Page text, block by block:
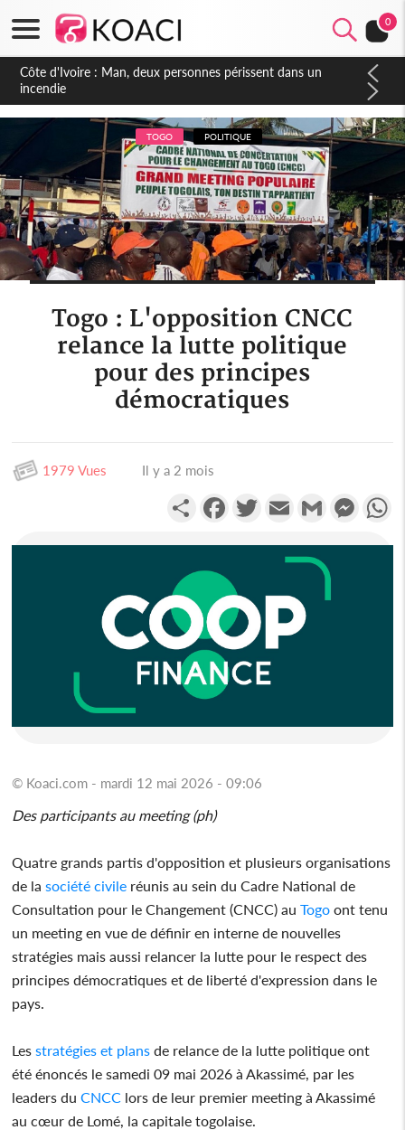
0
Côte d'Ivoire : Séileu, la célébration de la fête nationale
transformée en vaste campagne contre les produits
dépigmentants dangereux
TOGO POLITIQUE
Togo : L'opposition CNCC
relance la lutte politique
pour des principes
démocratiques
1979 Vues Il y a 2 mois
PartagerFacebookTwitterEmail Gmail
© Koaci.com - mardi 12 mai 2026 - 09:06
Des participants au meeting (ph)
Quatre grands partis d'opposition et plusieurs organisations
de la société civile réunis au sein du Cadre National de
Consultation pour le Changement (CNCC) auTogo ont tenu
un meeting en vue de définir en interne de nouvelles
stratégies mais aussi relancer la lutte pour le respect des
principes démocratiques et de liberté d'expression dans le
pays.
Les stratégies et plans de relance de la lutte politique ont
été énoncés le samedi 09 mai 2026 à Akassimé, par les
leaders du CNCC lors de leur premier meeting à Akassimé
au cœur de Lomé, la capitale togolaise.